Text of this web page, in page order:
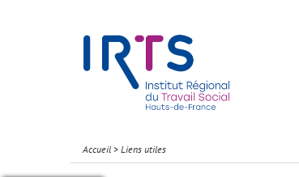
Accueil > Liens utiles